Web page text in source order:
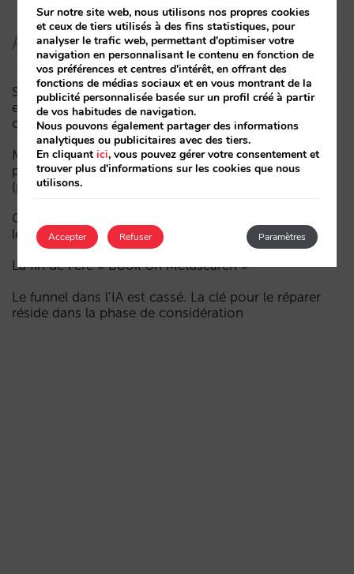
Articles récents
Sarai intègre le multi-room : réservations complexes
et demande à forte valeur, désormais aussi en
conversation
Moins de campagnes, plus d’intelligence : manuel IA
pour actualiser le marketing digital de votre hôtel
(partie 1)
Comment un hôtel apparaît dans les assistants d’IA :
les trois couches de visibilité
La fin de l’ère « Book on Metasearch »
Le funnel dans l’IA est cassé. La clé pour le réparer
réside dans la phase de considération
Sur notre site web, nous utilisons nos propres cookies
et ceux de tiers utilisés à des fins statistiques, pour
analyser le trafic web, permettant d'optimiser votre
navigation en personnalisant le contenu en fonction de
vos préférences et centres d'intérêt, en offrant des
fonctions de médias sociaux et en vous montrant de la
publicité personnalisée basée sur un profil créé à partir
de vos habitudes de navigation.
Nous pouvons également partager des informations
analytiques ou publicitaires avec des tiers.
En cliquantici, vous pouvez gérer votre consentement et
trouver plus d'informations sur les cookies que nous
utilisons.
Accepter Paramètres
Refuser